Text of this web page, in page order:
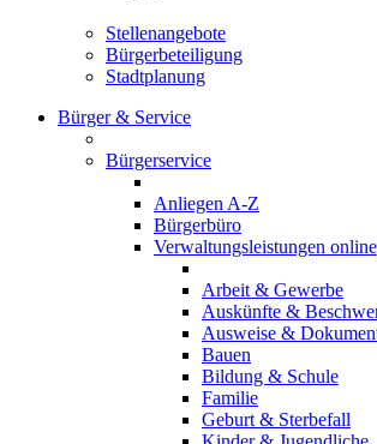
Stellenangebote
Bürgerbeteiligung
Stadtplanung
Bürger & Service
Bürgerservice
Anliegen A-Z
Bürgerbüro
Verwaltungsleistungen online
Arbeit & Gewerbe
Auskünfte &
Ausweise &
Bauen
Bildung & Schule
Familie
Geburt & Sterbefall